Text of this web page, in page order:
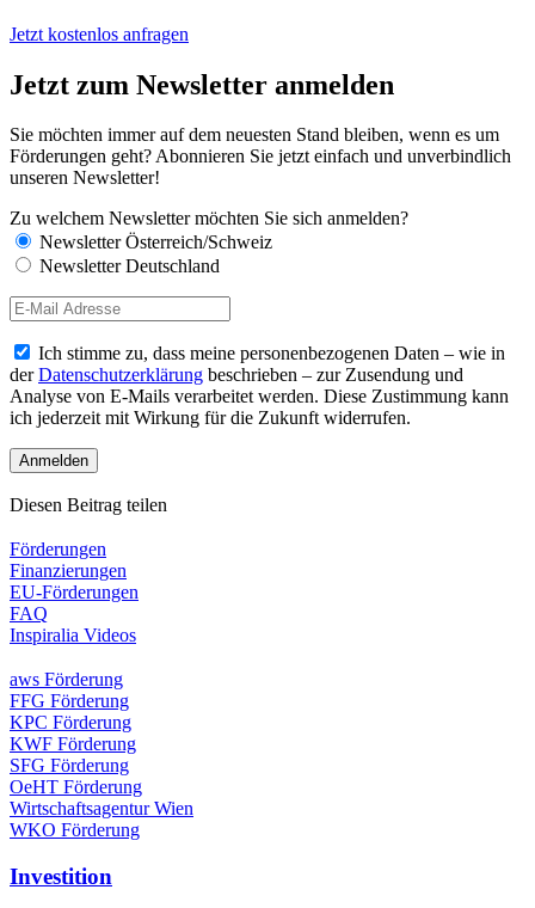
Jetzt kostenlos anfragen
Jetzt zum Newsletter anmelden
Sie möchten immer auf dem neuesten Stand bleiben, wenn es um
Förderungen geht? Abonnieren Sie jetzt einfach und unverbindlich
unseren Newsletter!
Zu welchem Newsletter möchten Sie sich anmelden?
Newsletter Österreich/Schweiz
Newsletter Deutschland
Ich stimme zu, dass meine personenbezogenen Daten – wie in
derDatenschutzerklärung beschrieben – zur Zusendung und
Analyse von E-Mails verarbeitet werden. Diese Zustimmung kann
ich jederzeit mit Wirkung für die Zukunft widerrufen.
Diesen Beitrag teilen
Förderungen
Finanzierungen
EU-Förderungen
FAQ
Inspiralia Videos
aws Förderung
FFG Förderung
KPC Förderung
KWF Förderung
SFG Förderung
OeHT Förderung
Wirtschaftsagentur Wien
WKO Förderung
Investition